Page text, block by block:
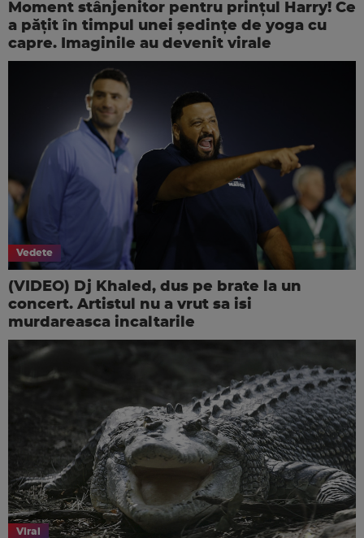
Moment stânjenitor pentru prințul Harry! Ce
a pățit în timpul unei ședințe de yoga cu
capre. Imaginile au devenit virale
Vedete
(VIDEO) Dj Khaled, dus pe brate la un
concert. Artistul nu a vrut sa isi
murdareasca incaltarile
Viral